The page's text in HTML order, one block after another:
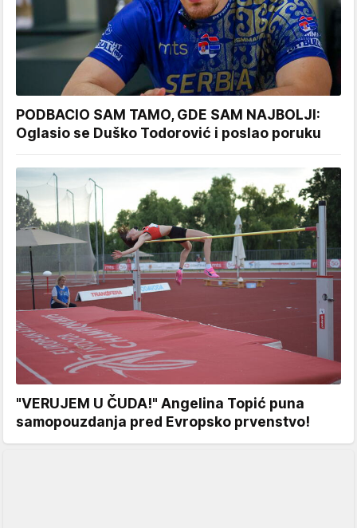
PODBACIO SAM TAMO, GDE SAM NAJBOLJI:
Oglasio se Duško Todorović i poslao poruku
"VERUJEM U ČUDA!" Angelina Topić puna
samopouzdanja pred Evropsko prvenstvo!